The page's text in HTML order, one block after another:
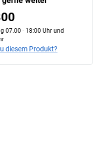
07.00 - 18:00 Uhr und
diesem Produkt?